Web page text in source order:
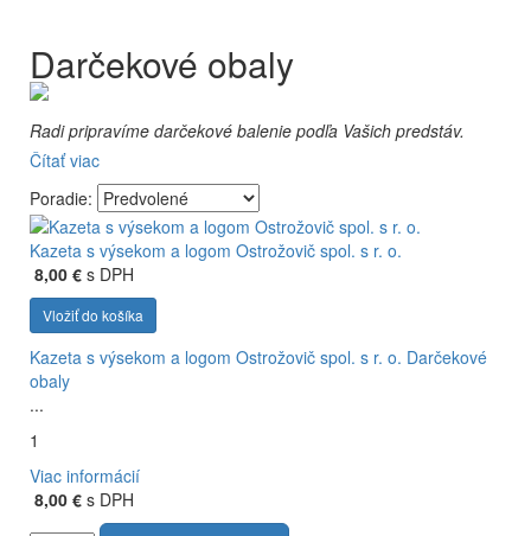
Darčekové obaly
Radi pripravíme darčekové balenie podľa Vašich predstáv.
Vaše logo alebo balenie? Vyrobíme Vám
samolepku, pergamen, čokoládovú pralinku…
Cena je individuálna podľa požiadavky, počtu kusov, materiálu,
farieb…
Prázdne darčekové obaly sú samostatne nepredajné, len
s vínami Ostrožovič.
Ceny obalov sú bez vín.
Čítať viac
Poradie:
Kazeta s výsekom a logom Ostrožovič spol. s r. o.
8,00 € s DPH
Vložiť do košíka
Kazeta s výsekom a logom Ostrožovič spol. s r. o. Darčekové
obaly
...
1
Viac informácií
8,00 € s DPH